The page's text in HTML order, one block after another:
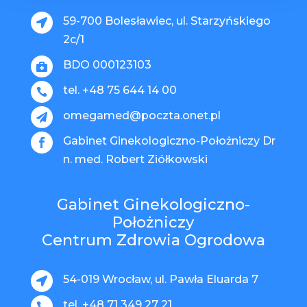

59-700 Bolesławiec, ul. Starzyńskiego
2c/1
 BDO 000123103
 tel. +48 75 644 14 00
 omegamed@poczta.onet.pl

Gabinet Ginekologiczno-Położniczy Dr
n. med. Robert Ziółkowski
Gabinet Ginekologiczno-
Położniczy
Centrum Zdrowia Ogrodowa
 54-019 Wrocław, ul. Pawła Eluarda 7